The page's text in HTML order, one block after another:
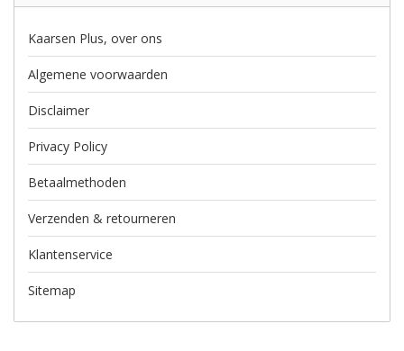
Kaarsen Plus, over ons
Algemene voorwaarden
Disclaimer
Privacy Policy
Betaalmethoden
Verzenden & retourneren
Klantenservice
Sitemap